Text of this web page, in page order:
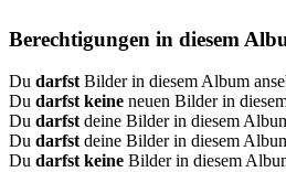
Berechtigungen in diesem
Du darfst Bilder in diesem Album
Du darfst keine neuen Bilder in
Du darfst deine Bilder in diesem
Du darfst deine Bilder in diesem
Du darfst keine Bilder in diesem